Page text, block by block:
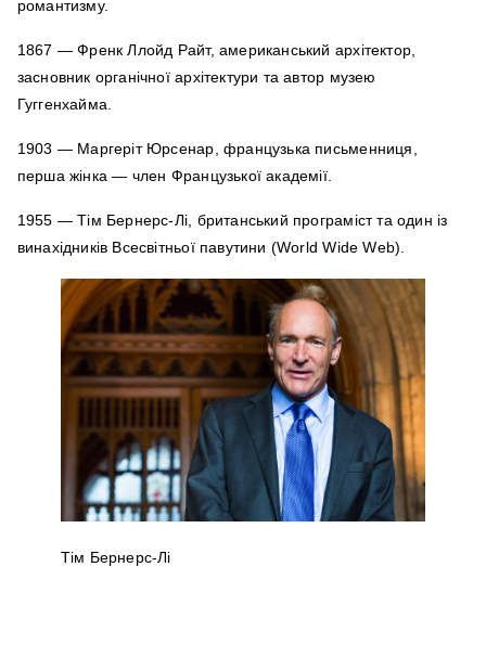
романтизму.
1867 — Френк Ллойд Райт, американський архітектор,
засновник органічної архітектури та автор музею
Гуггенхайма.
1903 — Маргеріт Юрсенар, французька письменниця,
перша жінка — член Французької академії.
1955 — Тім Бернерс-Лі, британський програміст та один із
винахідників Всесвітньої павутини (World Wide Web).
Тім Бернерс-Лі